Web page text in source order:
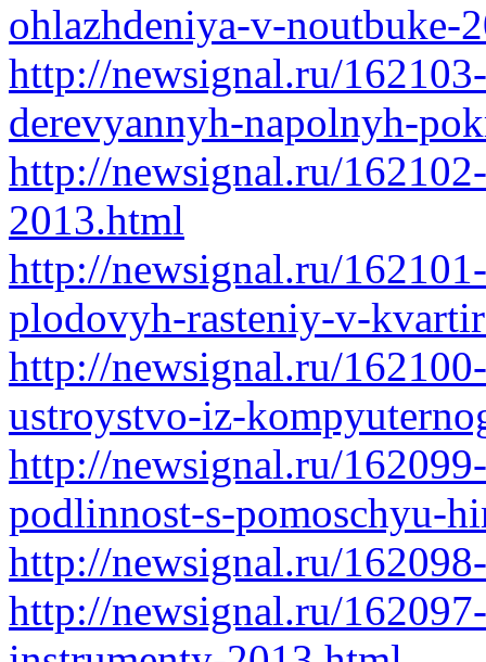
ohlazhdeniya-v-noutbuke-
http://newsignal.ru/
derevyannyh-napolnyh-
http://newsignal.ru/
2013.html
http://newsignal.ru/
plodovyh-rasteniy-v-
http://newsignal.ru/
ustroystvo-iz-
http://newsignal.ru/
podlinnost-s-pomoschyu-
http://newsignal.ru/
http://newsignal.ru/